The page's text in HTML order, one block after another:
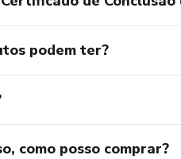
podem ter?
como posso comprar?